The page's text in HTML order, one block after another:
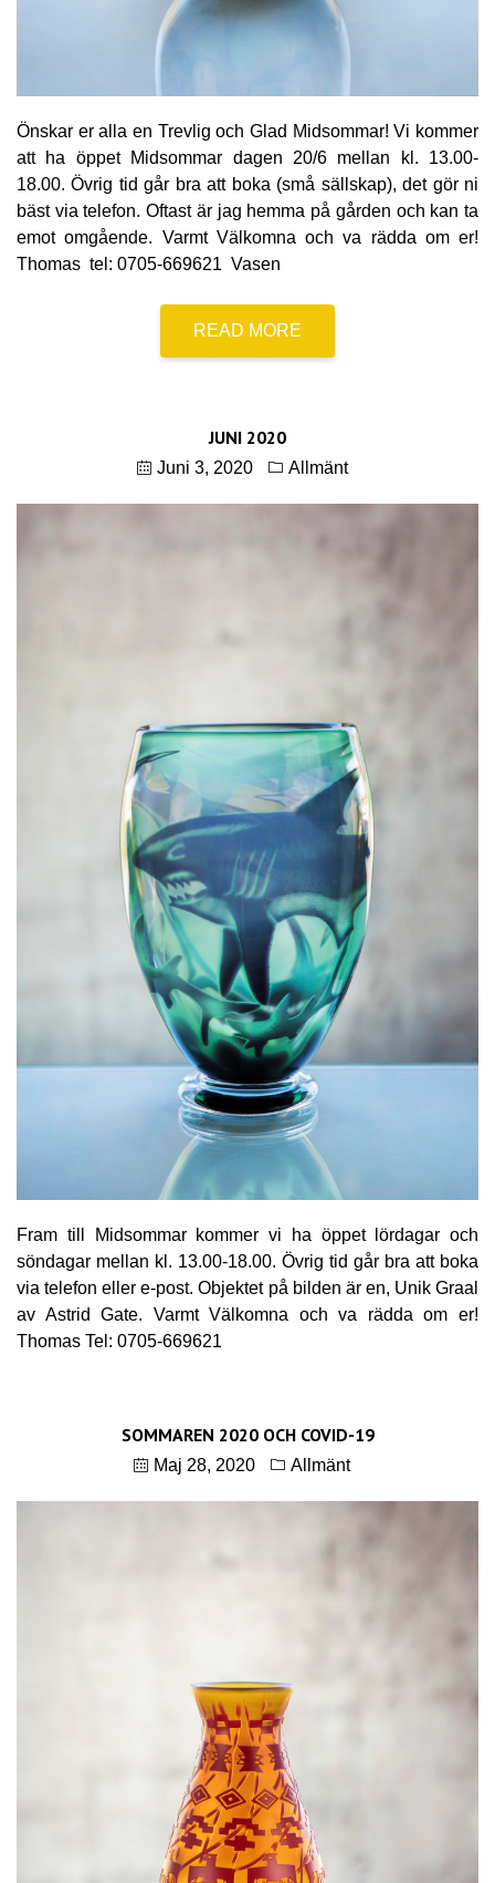
Önskar er alla en Trevlig och Glad Midsommar! Vi kommer
att ha öppet Midsommar dagen 20/6 mellan kl. 13.00-
18.00. Övrig tid går bra att boka (små sällskap), det gör ni
bäst via telefon. Oftast är jag hemma på gården och kan ta
emot omgående. Varmt Välkomna och va rädda om er!
Thomas tel: 0705-669621 Vasen
READ MORE
JUNI 2020
Juni 3, 2020 Allmänt
Fram till Midsommar kommer vi ha öppet lördagar och
söndagar mellan kl. 13.00-18.00. Övrig tid går bra att boka
via telefon eller e-post. Objektet på bilden är en, Unik Graal
av Astrid Gate. Varmt Välkomna och va rädda om er!
Thomas Tel: 0705-669621
SOMMAREN 2020 OCH COVID-19
Maj 28, 2020 Allmänt